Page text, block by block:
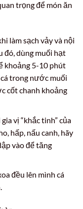
trọng để món ăn
làm sạch vảy và nội
đó, dùng muối hạt
khoảng 5-10 phút
trong nước muối
cốt chanh khoảng
vị “khắc tinh” của
hấp, nấu canh, hãy
vào để tăng
đều lên mình cá